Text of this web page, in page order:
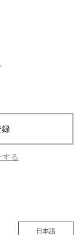
る
日本語